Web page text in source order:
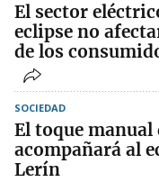
El sector
eclipse no
de los
SOCIEDAD
El toque manual
acompañará al
Lerín